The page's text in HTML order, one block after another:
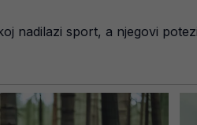
nadilazi sport, a njegovi